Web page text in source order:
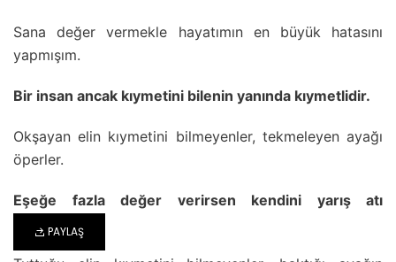
PAYLAŞ
Sana değer vermekle hayatımın en büyük hatasını
yapmışım.
Bir insan ancak kıymetini bilenin yanında kıymetlidir.
Okşayan elin kıymetini bilmeyenler, tekmeleyen ayağı
öperler.
Eşeğe fazla değer verirsen kendini yarış atı
zanneder.